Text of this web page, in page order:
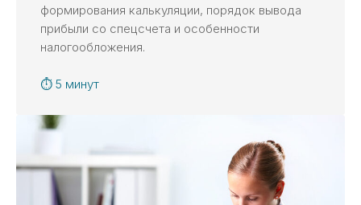
формирования калькуляции, порядок вывода
прибыли со спецсчета и особенности
налогообложения.
⏱ 5 минут
какая услуга нужна?
это бесплатно.
Получить консультацию ->